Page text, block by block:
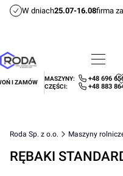
W dniach25.07-16.08firma
Menu
I ZAMÓW
MASZYNY: +48 696
CZĘŚCI: +48 883
Roda Sp. z o.o. Maszyny
RĘBAKI